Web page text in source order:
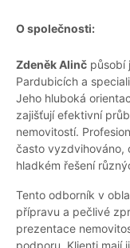
O společnosti:
Zdeněk Alinč působí
Pardubicích a
Jeho hluboká
zajišťují efektivní
nemovitostí.
často vyzdvihováno,
hladkém řešení
Tento odborník v
přípravu a pečlivé
prezentace
podporu. Klienti mají